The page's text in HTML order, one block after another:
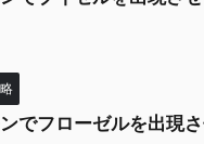
でフローゼルを出現